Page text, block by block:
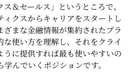
＆セールス」というところで、
ィクスからキャリアをスタートし
ざまな金融情報が集約されたプラ
な使い方を理解し、それをクライ
うに提供すれば最も使いやすいの
んでいくポジションです。